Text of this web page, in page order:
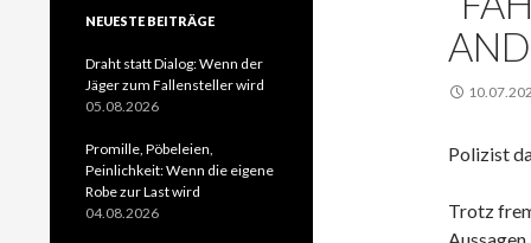
Polizist
Trotz
NEUESTE BEITRÄGE
Draht statt Dialog: Wenn der
Jäger zum Fallensteller wird
05.08.2026
Promille, Pöbeleien,
Peinlichkeit: Wenn die eigene
Robe zur Last wird
04.08.2026